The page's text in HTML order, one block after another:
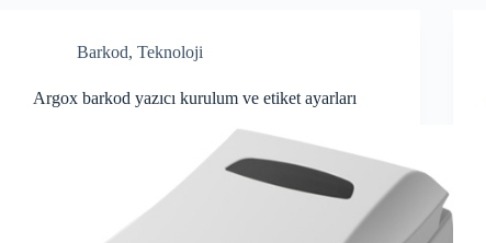
Barkod, Teknoloji
Argox barkod yazıcı kurulum ve etiket ayarları